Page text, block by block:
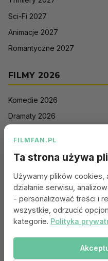
Sci-Fi 2027
Animacje 2027
Romantyczne 2027
FILMY 2026
Komedie 2026
Dramaty 2026
Sci-Fi 2026
Animacje 2026
Romantyczne 2026
Portal:
FILMFAN.PL
Ta strona używa
Używamy plików cookies,
działanie serwisu,
- personalizować treści i
wszystkie, odrzucić
kategorie. Polityka